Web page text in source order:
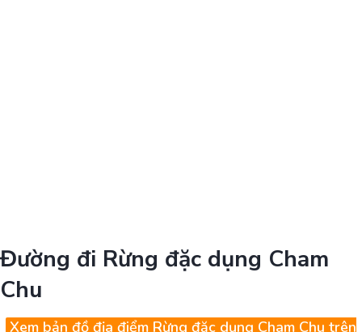
Đường đi Rừng đặc dụng Cham
Chu
Xem bản đồ địa điểm Rừng đặc dụng Cham Chu trên